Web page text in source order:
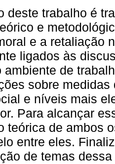
deste trabalho é
e
e a retaliação
ligados às
ambiente de
sobre
e níveis mais
Para alcançar
teórica de ambos
entre eles.
de temas